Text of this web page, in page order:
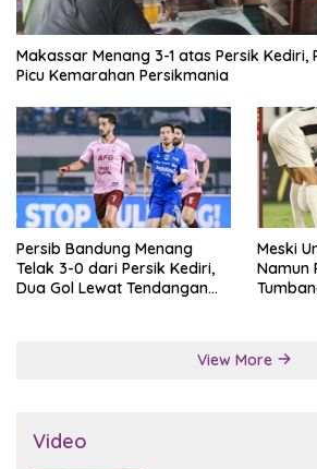
Makassar Menang 3-1 atas Persik
Picu Kemarahan Persikmania
Persib Bandung Menang
Telak 3-0 dari Persik Kediri,
Dua Gol Lewat Tendangan
Meski
Namun
View More
Video